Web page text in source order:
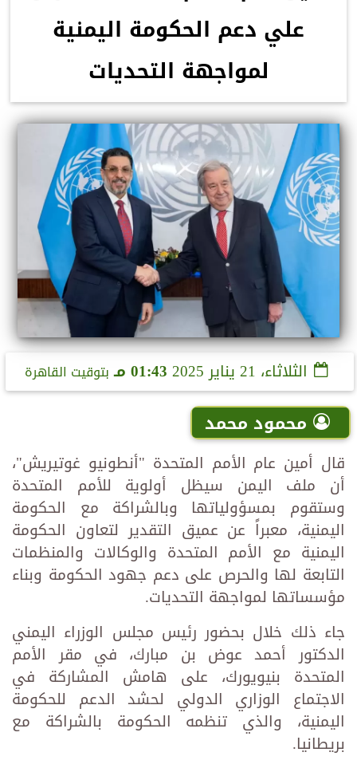
علي دعم الحكومة اليمنية
لمواجهة التحديات
الثلاثاء، 21 يناير 2025 01:43 مـ بتوقيت القاهرة
محمود محمد
قال أمين عام الأمم المتحدة "أنطونيو غوتيريش"،
أن ملف اليمن سيظل أولوية للأمم المتحدة
وستقوم بمسؤولياتها وبالشراكة مع الحكومة
اليمنية، معبراً عن عميق التقدير لتعاون الحكومة
اليمنية مع الأمم المتحدة والوكالات والمنظمات
التابعة لها والحرص على دعم جهود الحكومة وبناء
مؤسساتها لمواجهة التحديات.
جاء ذلك خلال بحضور رئيس مجلس الوزراء اليمني
الدكتور أحمد عوض بن مبارك، في مقر الأمم
المتحدة بنيويورك، على هامش المشاركة في
الاجتماع الوزاري الدولي لحشد الدعم للحكومة
اليمنية، والذي تنظمه الحكومة بالشراكة مع
بريطانيا.